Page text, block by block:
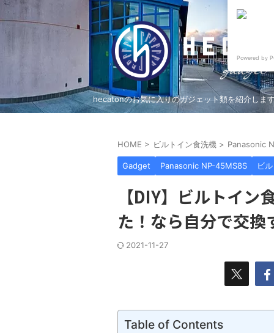
hecatonのお気に入りのガジェット類を紹介しま
HOME > ビルトイン食洗機 > Panasonic
Gadget Panasonic NP-45MS8S ビ
【DIY】ビルトイン
た！なら自分で交換
2021-11-27
Table of Contents
Powered by